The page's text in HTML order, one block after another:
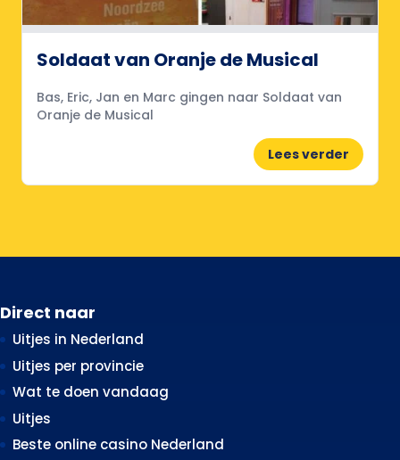
Soldaat van Oranje de Musical
Bas, Eric, Jan en Marc gingen naar Soldaat van
Oranje de Musical
Lees verder
Direct naar
Uitjes in Nederland
Uitjes per provincie
Wat te doen vandaag
Uitjes
Beste online casino Nederland